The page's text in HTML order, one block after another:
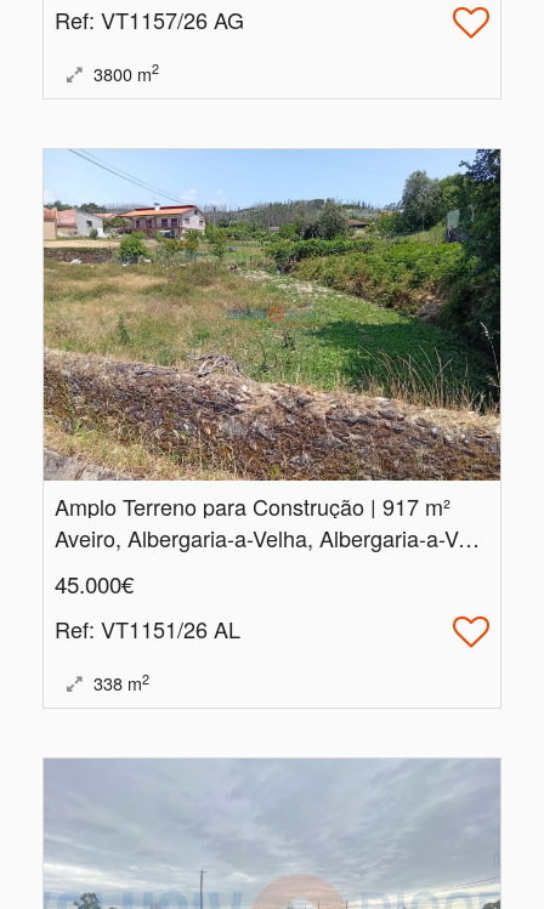
Ref: VT1157/26 AG
3800 m2
Amplo Terreno para Construção | 917 m²
Aveiro, Albergaria-a-Velha, Albergaria-a-Velha e Valmaior
45.000€
Ref: VT1151/26 AL
338 m2